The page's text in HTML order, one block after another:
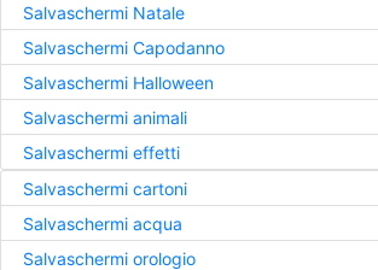
Salvaschermi Natale
Salvaschermi Capodanno
Salvaschermi Halloween
Salvaschermi animali
Salvaschermi effetti
Salvaschermi cartoni
Salvaschermi acqua
Salvaschermi orologio